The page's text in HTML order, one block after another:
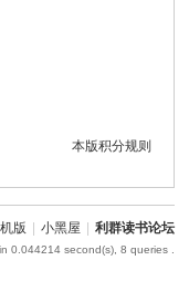
本版积分规则
版 小黑屋 利群读书论坛
0.044214 second(s), 8 queries .